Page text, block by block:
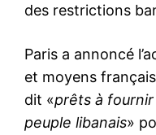
Insight
À propos
Nous contacter
Formules
des restrictions
Paris a annoncé
et moyens
dit «prêts à
peuple libanais»